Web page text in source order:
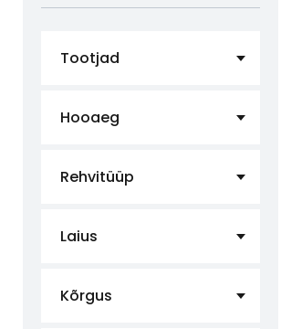
Tootjad
Rehvitüüp
Hooaeg
Laius
Kõrgus